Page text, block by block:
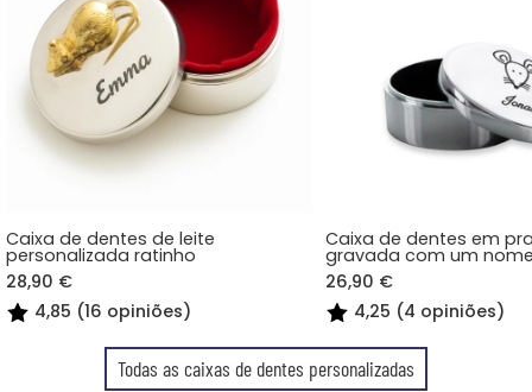
Caixa de dentes de leite
personalizada ratinho
28,90 €
4,85 (16 opiniões)
Caixa de dentes em
gravada com um
26,90 €
4,25 (4 opiniões)
Todas as caixas de dentes personalizadas